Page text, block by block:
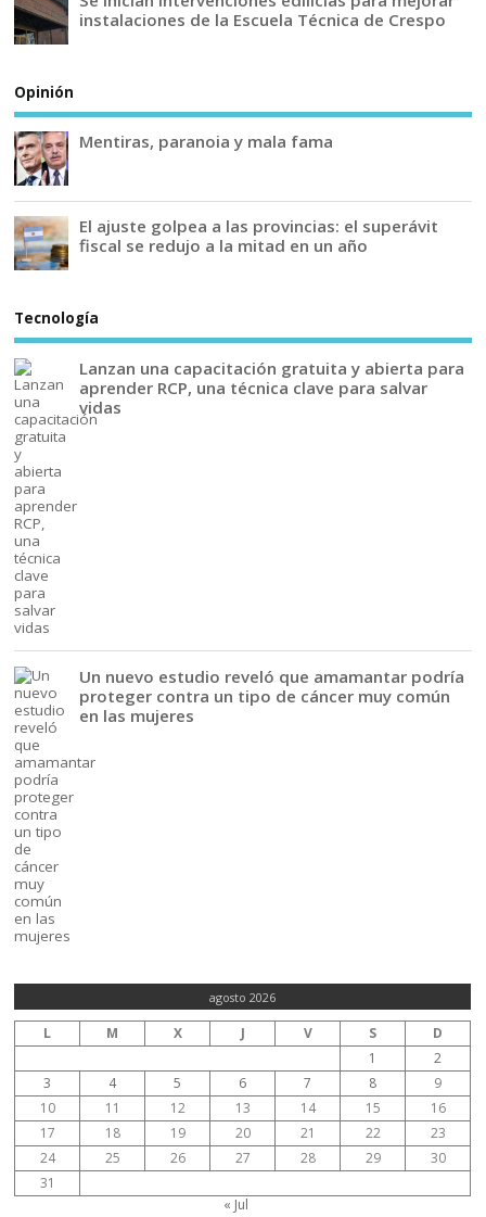
instalaciones de la Escuela Técnica de Crespo
Opinión
Mentiras, paranoia y mala fama
El ajuste golpea a las provincias: el superávit
fiscal se redujo a la mitad en un año
Tecnología
Lanzan una capacitación gratuita y abierta para
aprender RCP, una técnica clave para salvar
vidas
Un nuevo estudio reveló que amamantar podría
proteger contra un tipo de cáncer muy común
en las mujeres
agosto 2026
L M X J V S
D
1
2
3
4 5 6 7 8
9
10
11 12 13 14 15
16
17
18 19 20 21 22
23
24
25 26 27 28 29
30
31
« Jul